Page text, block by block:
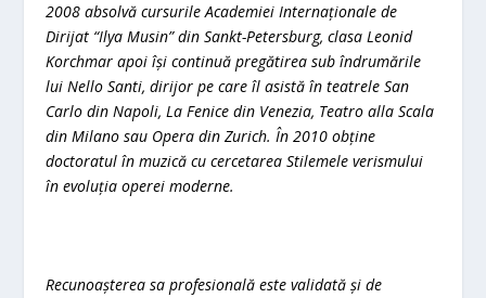
2008 absolvă cursurile Academiei Internaționale de
Dirijat “Ilya Musin” din Sankt-Petersburg, clasa Leonid
Korchmar apoi își continuă pregătirea sub îndrumările
lui Nello Santi, dirijor pe care îl asistă în teatrele San
Carlo din Napoli, La Fenice din Venezia, Teatro alla Scala
din Milano sau Opera din Zurich. În 2010 obține
doctoratul în muzică cu cercetarea Stilemele verismului
în evoluția operei moderne.
Recunoașterea sa profesională este validată și de